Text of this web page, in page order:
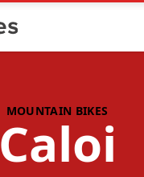
MOUNTAIN BIKES
Caloi